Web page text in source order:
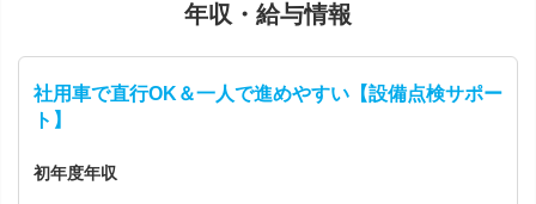
年収・給与情報
社用車で直行OK＆一人で進めやすい【設備点検サポー
ト】
初年度年収